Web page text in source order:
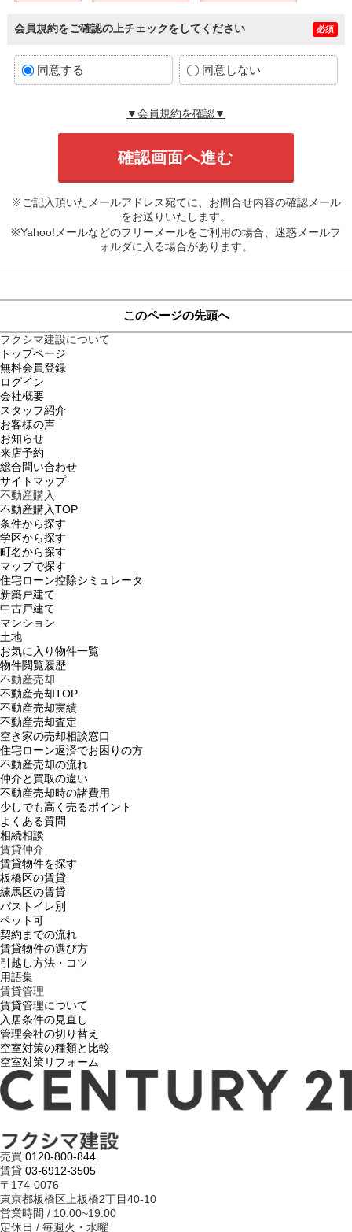
会員規約をご確認の上チェックをしてください 必須
同意する 同意しない
▼会員規約を確認▼
※ご記入頂いたメールアドレス宛てに、お問合せ内容の確認メール
をお送りいたします。
※Yahoo!メールなどのフリーメールをご利用の場合、迷惑メールフ
ォルダに入る場合があります。
このページの先頭へ
フクシマ建設について
トップページ
無料会員登録
ログイン
会社概要
スタッフ紹介
お客様の声
お知らせ
来店予約
総合問い合わせ
サイトマップ
不動産購入
不動産購入TOP
条件から探す
学区から探す
町名から探す
マップで探す
住宅ローン控除シミュレータ
新築戸建て
中古戸建て
マンション
土地
お気に入り物件一覧
物件閲覧履歴
不動産売却
不動産売却TOP
不動産売却実績
不動産売却査定
空き家の売却相談窓口
住宅ローン返済でお困りの方
不動産売却の流れ
仲介と買取の違い
不動産売却時の諸費用
少しでも高く売るポイント
よくある質問
相続相談
賃貸仲介
賃貸物件を探す
板橋区の賃貸
練馬区の賃貸
バストイレ別
ペット可
契約までの流れ
賃貸物件の選び方
引越し方法・コツ
用語集
賃貸管理
賃貸管理について
入居条件の見直し
管理会社の切り替え
空室対策の種類と比較
空室対策リフォーム
売買 0120-800-844
賃貸 03-6912-3505
〒174-0076
東京都板橋区上板橋2丁目40-10
営業時間 / 10:00~19:00
定休日 / 毎週火・水曜